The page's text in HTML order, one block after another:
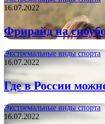
16.07.2022
Фрирайд на
Экстремальные виды спорта
16.07.2022
Где в России
Экстремальные виды спорта
16.07.2022